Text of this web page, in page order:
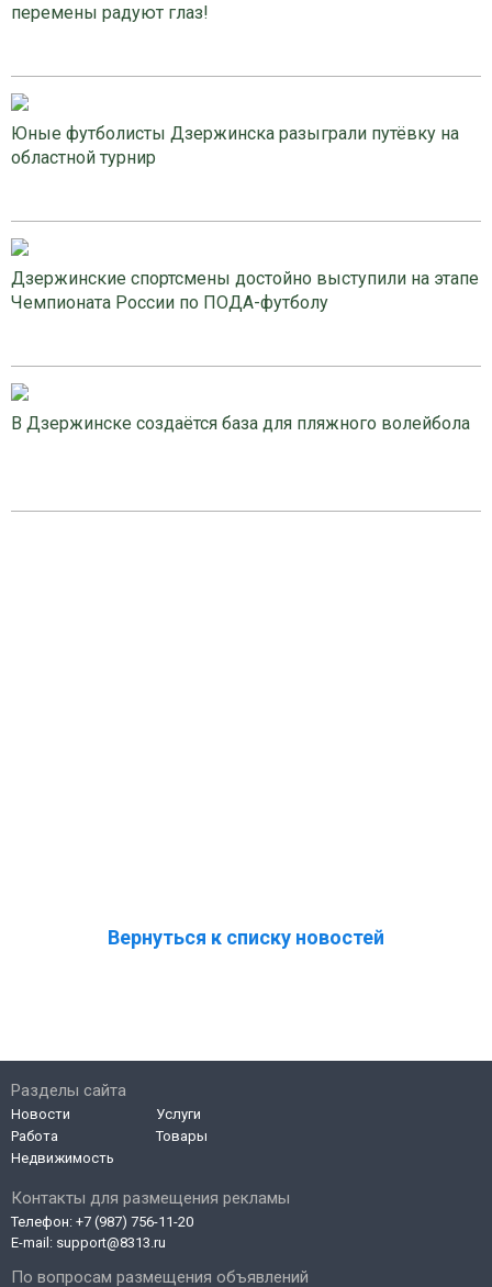
перемены радуют глаз!
Юные футболисты Дзержинска разыграли путёвку на
областной турнир
Дзержинские спортсмены достойно выступили на этапе
Чемпионата России по ПОДА-футболу
В Дзержинске создаётся база для пляжного волейбола
Вернуться к списку новостей
Контакты для размещения рекламы
Телефон: +7 (987) 756-11-20
E-mail: support@8313.ru
По вопросам размещения объявлений
Разделы сайта
Новости
Работа
Недвижимость
Услуги
Товары